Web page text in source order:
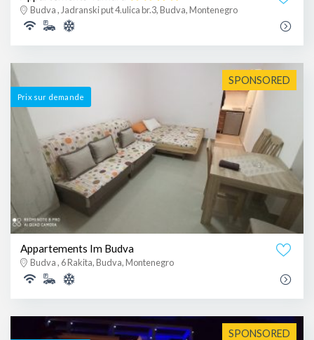
Budva , Jadranski put 4.ulica br.3, Budva, Montenegro
SPONSORED
Prix ​​sur demande
Appartements Im Budva
Budva , 6 Rakita, Budva, Montenegro
SPONSORED